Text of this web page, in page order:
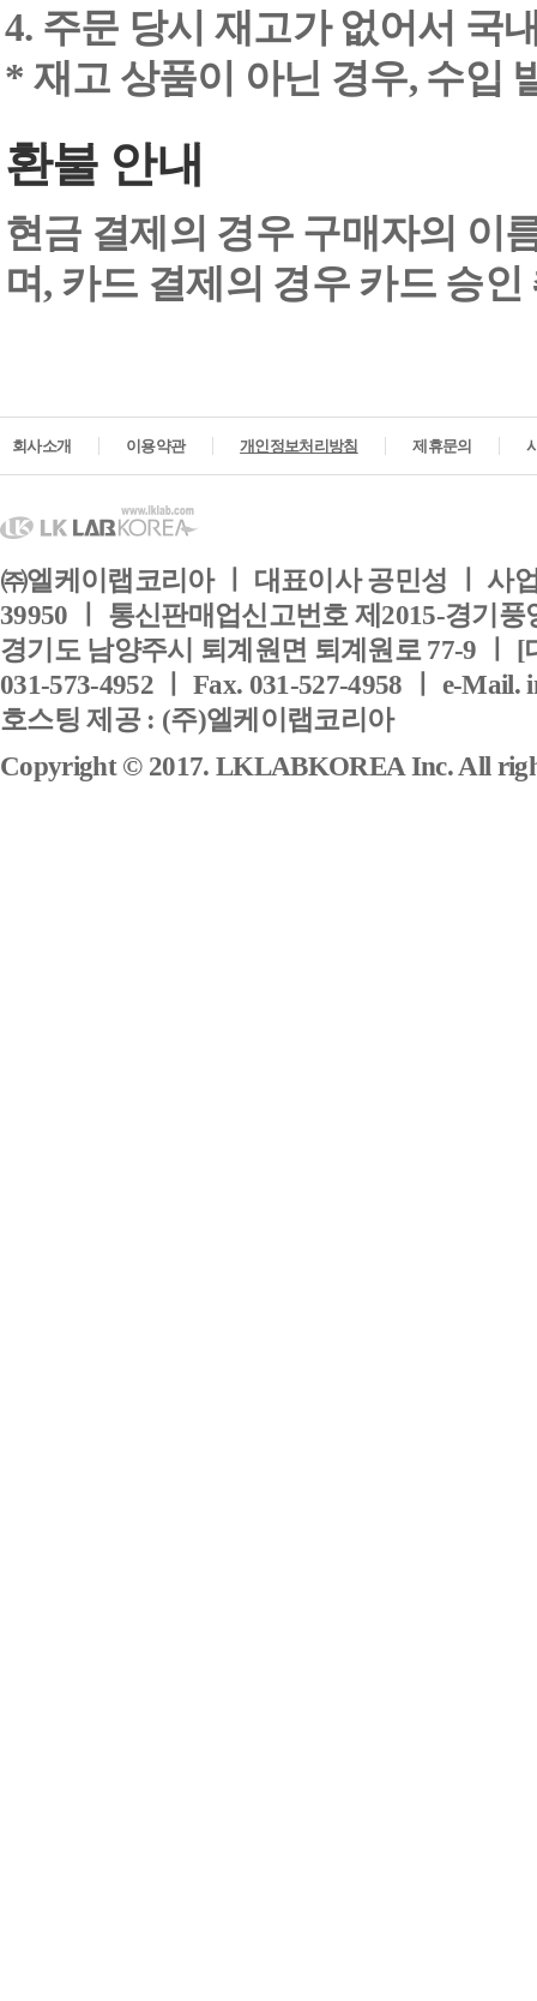
4. 주문 당시 재고가 없어서 국
* 재고 상품이 아닌 경우, 수입
환불 안내
현금 결제의 경우 구매자의 이
며, 카드 결제의 경우 카드 승
회사소개 이용약관 개인정보처리방침 제휴문의
㈜엘케이랩코리아 ㅣ 대표이사 공민성 ㅣ 사
39950 ㅣ 통신판매업신고번호 제2015-경기풍
경기도 남양주시 퇴계원면 퇴계원로 77-9 ㅣ
031-573-4952 ㅣ Fax. 031-527-4958 ㅣ e-Mail.
호스팅 제공 : (주)엘케이랩코리아
Copyright © 2017. LKLABKOREA Inc. All